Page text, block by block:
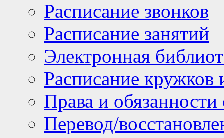
Расписание звонков
Расписание занятий
Электронная
Расписание кружков
Права и
Перевод/